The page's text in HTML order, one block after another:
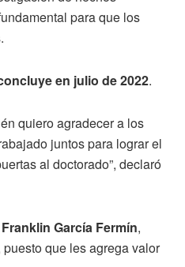
para que los
en julio de 2022.
quiero agradecer a los
juntos para lograr el
al doctorado”, declaró
García Fermín,
que les agrega valor